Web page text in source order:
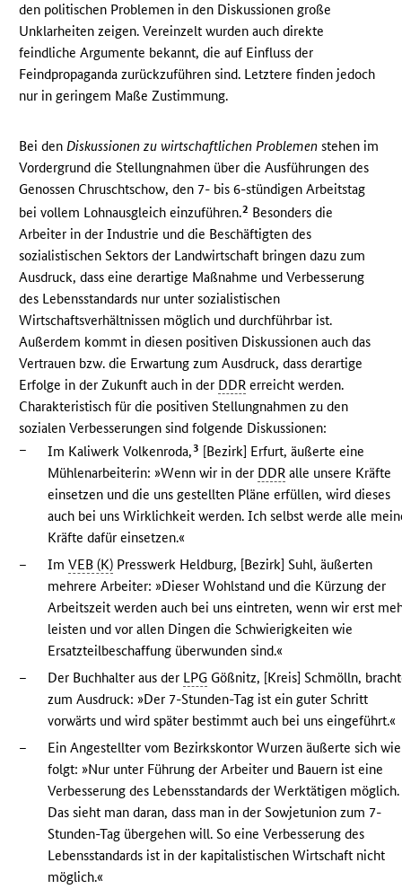
den politischen Problemen in den Diskussionen große
Unklarheiten zeigen. Vereinzelt wurden auch direkte
feindliche Argumente bekannt, die auf Einfluss der
Feindpropaganda zurückzuführen sind. Letztere finden jedoch
nur in geringem Maße Zustimmung.
Bei denDiskussionen zu wirtschaftlichen Problemen stehen im
Vordergrund die Stellungnahmen über die Ausführungen des
Genossen Chruschtschow, den 7- bis 6-stündigen Arbeitstag
bei vollem Lohnausgleich einzuführen.2 Besonders die
Arbeiter in der Industrie und die Beschäftigten des
sozialistischen Sektors der Landwirtschaft bringen dazu zum
Ausdruck, dass eine derartige Maßnahme und Verbesserung
des Lebensstandards nur unter sozialistischen
Wirtschaftsverhältnissen möglich und durchführbar ist.
Außerdem kommt in diesen positiven Diskussionen auch das
Vertrauen bzw. die Erwartung zum Ausdruck, dass derartige
Erfolge in der Zukunft auch in der DDR erreicht werden.
Charakteristisch für die positiven Stellungnahmen zu den
sozialen Verbesserungen sind folgende Diskussionen:
–
Im Kaliwerk Volkenroda,3 [Bezirk] Erfurt, äußerte eine
Mühlenarbeiterin: »Wenn wir in der DDR alle unsere Kräfte
einsetzen und die uns gestellten Pläne erfüllen, wird dieses
auch bei uns Wirklichkeit werden. Ich selbst werde alle
Kräfte dafür einsetzen.«
–
ImVEB (K) Presswerk Heldburg, [Bezirk] Suhl, äußerten
mehrere Arbeiter: »Dieser Wohlstand und die Kürzung der
Arbeitszeit werden auch bei uns eintreten, wenn wir erst
leisten und vor allen Dingen die Schwierigkeiten wie
Ersatzteilbeschaffung überwunden sind.«
–
Der Buchhalter aus der LPG Gößnitz, [Kreis] Schmölln,
zum Ausdruck: »Der 7-Stunden-Tag ist ein guter Schritt
vorwärts und wird später bestimmt auch bei uns eingeführt.«
–
Ein Angestellter vom Bezirkskontor Wurzen äußerte sich wie
folgt: »Nur unter Führung der Arbeiter und Bauern ist eine
Verbesserung des Lebensstandards der Werktätigen möglich.
Das sieht man daran, dass man in der Sowjetunion zum 7-
Stunden-Tag übergehen will. So eine Verbesserung des
Lebensstandards ist in der kapitalistischen Wirtschaft nicht
möglich.«